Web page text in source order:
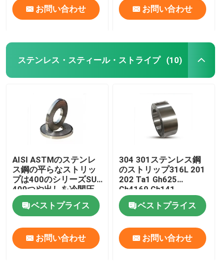
プロダクト
私達について
品質管理
私達に連絡しなさい
ニュース
お問い合わせ お問い合わせ
ステンレス・スティール・ストライプ (10)
AISI ASTMのステンレ
ス鋼の平らなストリッ
プは400のシリーズSU
409つや出しを冷間圧
延した
ベストプライス
お問い合わせ
304 301ステンレス鋼
のストリップ316L 201
202 Ta1 Gh625
Gh4169 Gh141
ベストプライス
お問い合わせ